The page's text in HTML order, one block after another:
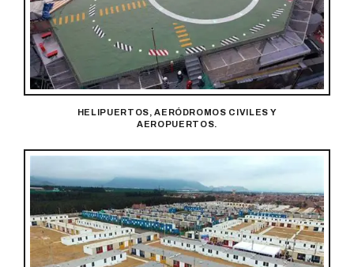
HELIPUERTOS, AERÓDROMOS CIVILES Y
AEROPUERTOS.